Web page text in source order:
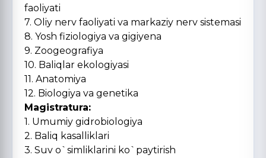
faoliyati
7. Oliy nerv faoliyati va markaziy nerv sistemasi
8. Yosh fiziologiya va gigiyena
9. Zoogeografiya
10. Baliqlar ekologiyasi
11. Anatomiya
12. Biologiya va genetika
Magistratura:
1. Umumiy gidrobiologiya
2. Baliq kasalliklari
3. Suv o`simliklarini ko`paytirish